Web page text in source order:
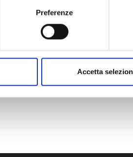
Preferenze
Accetta
tue esigenze con la
ora.